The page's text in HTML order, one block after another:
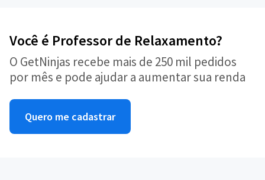
Você é Professor de Relaxamento?
O GetNinjas recebe mais de 250 mil pedidos
por mês e pode ajudar a aumentar sua renda
Quero me cadastrar